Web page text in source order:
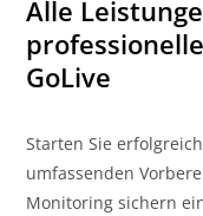
Alle
GoLive
Starten Sie
umfassenden
Monitoring sichern